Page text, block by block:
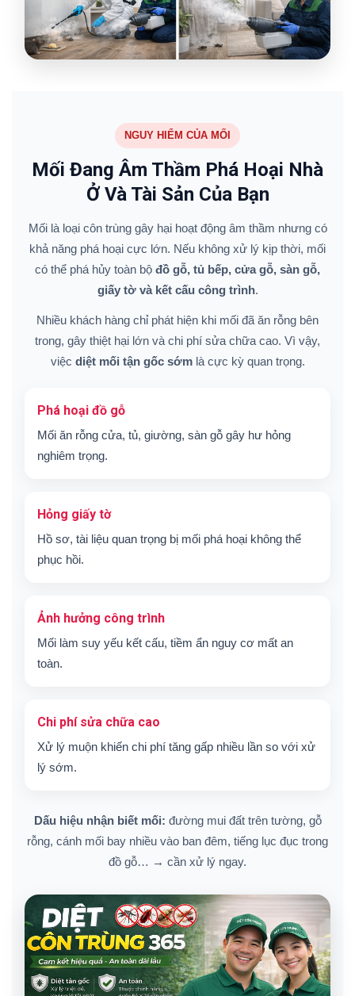
NGUY HIỂM CỦA MỐI
Mối Đang Âm Thầm Phá Hoại Nhà
Ở Và Tài Sản Của Bạn
Mối là loại côn trùng gây hại hoạt động âm thầm nhưng có
khả năng phá hoại cực lớn. Nếu không xử lý kịp thời, mối
có thể phá hủy toàn bộ đồ gỗ, tủ bếp, cửa gỗ, sàn gỗ,
giấy tờ và kết cấu công trình.
Nhiều khách hàng chỉ phát hiện khi mối đã ăn rỗng bên
trong, gây thiệt hại lớn và chi phí sửa chữa cao. Vì vậy,
việc diệt mối tận gốc sớmlà cực kỳ quan trọng.
Phá hoại đồ gỗ
Mối ăn rỗng cửa, tủ, giường, sàn gỗ gây hư hỏng
nghiêm trọng.
Hỏng giấy tờ
Hồ sơ, tài liệu quan trọng bị mối phá hoại không thể
phục hồi.
Ảnh hưởng công trình
Mối làm suy yếu kết cấu, tiềm ẩn nguy cơ mất an
toàn.
Chi phí sửa chữa cao
Xử lý muộn khiến chi phí tăng gấp nhiều lần so với xử
lý sớm.
Dấu hiệu nhận biết mối: đường mui đất trên tường, gỗ
rỗng, cánh mối bay nhiều vào ban đêm, tiếng lục đục trong
đồ gỗ… → cần xử lý ngay.